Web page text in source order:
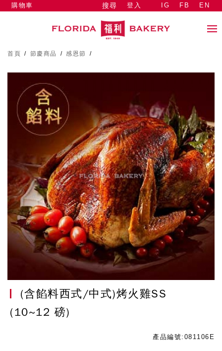
搜尋 登入
購物車 IG FB EN
首頁 / 節慶商品 / 感恩節 /
(含餡料西式/中式)烤火雞SS
(10~12 磅)
產品編號:081106E